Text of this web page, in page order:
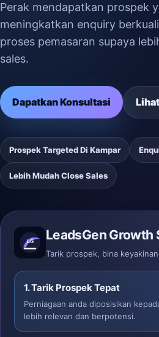
Perak mendapatkan prospek
meningkatkan enquiry
proses pemasaran supaya
sales.
Dapatkan Konsultasi
Prospek Targeted Di Kampar
Lebih Mudah Close Sales
LeadsGen Growth
Tarik prospek, bina
1. Tarik Prospek Tepat
Perniagaan anda diposisikan
lebih relevan dan berpotensi.